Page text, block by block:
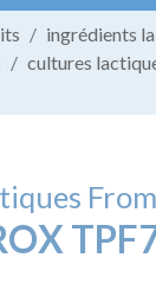
ingrédients
cultures